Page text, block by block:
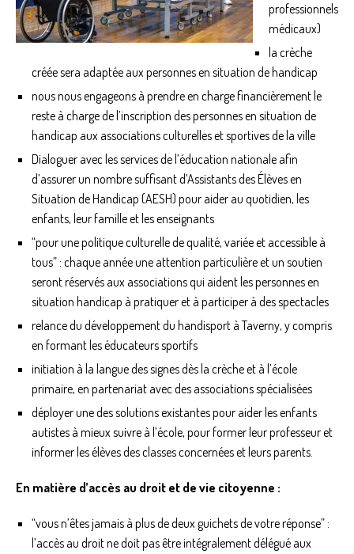
professionnels
médicaux)
la crèche
créée sera adaptée aux personnes en situation de handicap
nous nous engageons à prendre en charge financièrement le
reste à charge de l’inscription des personnes en situation de
handicap aux associations culturelles et sportives de la ville
Dialoguer avec les services de l’éducation nationale afin
d’assurer un nombre suffisant d’Assistants des Élèves en
Situation de Handicap (AESH) pour aider au quotidien, les
enfants, leur famille et les enseignants
“pour une politique culturelle de qualité, variée et accessible à
tous” : chaque année une attention particulière et un soutien
seront réservés aux associations qui aident les personnes en
situation handicap à pratiquer et à participer à des spectacles
relance du développement du handisport à Taverny, y compris
en formant les éducateurs sportifs
initiation à la langue des signes dès la crèche et à l’école
primaire, en partenariat avec des associations spécialisées
déployer une des solutions existantes pour aider les enfants
autistes à mieux suivre à l’école, pour former leur professeur et
informer les élèves des classes concernées et leurs parents.
En matière d’accès au droit et de vie citoyenne :
“vous n’êtes jamais à plus de deux guichets de votre réponse” :
l’accès au droit ne doit pas être intégralement délégué aux